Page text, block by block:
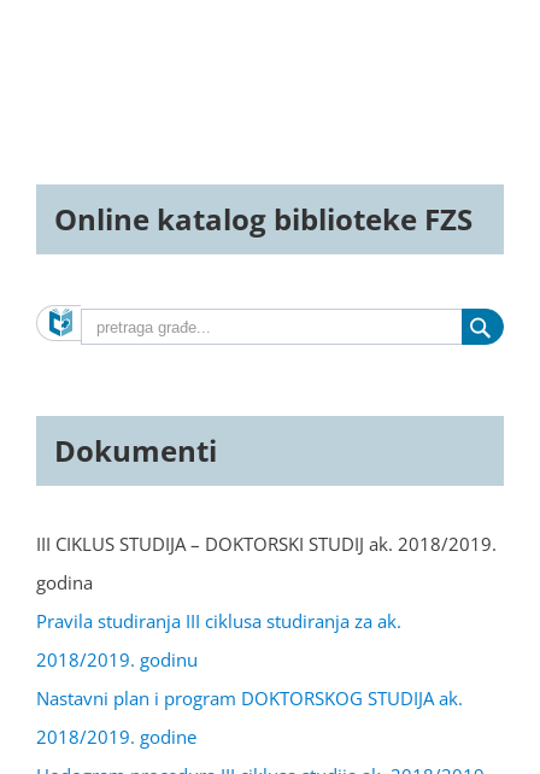
Online katalog biblioteke FZS
Dokumenti
III CIKLUS STUDIJA – DOKTORSKI STUDIJ ak. 2018/2019.
godina
Pravila studiranja III ciklusa studiranja za ak.
2018/2019. godinu
Nastavni plan i program DOKTORSKOG STUDIJA ak.
2018/2019. godine